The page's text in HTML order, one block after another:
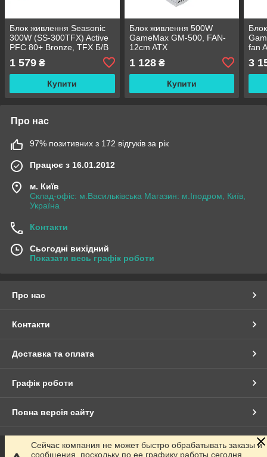
Блок живлення Seasonic
300W (SS-300TFX) Active
PFC 80+ Bronze, TFX Б/В
1 579 ₴
Купити
Блок живлення 500W
GameMax GM-500, FAN-
12cm ATX
1 128₴
Купити
fan
3
Про нас
97% позитивних з 172 відгуків за рік
Працює з 16.01.2012
м. Київ
Склад-офіс: м.Васильківська Магазин: м.Іподром, Київ,
Україна
Контакти
Сьогодні вихідний
Показати весь графік роботи
Про нас
Контакти
Доставка та оплата
Графік роботи
Повна версія сайту
Сайт створено на маркетплейсі Prom.ua
Сейчас компания не может быстро обрабатывать заказы и
сообщения, поскольку по ее графику работы сегодня